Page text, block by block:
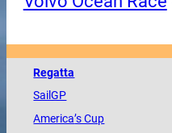
Regatta
SailGP
America’s Cup